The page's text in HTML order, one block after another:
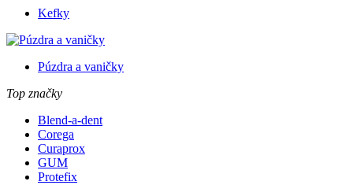
Kefky
Púzdra a vaničky
Top značky
Blend-a-dent
Corega
Curaprox
GUM
Protefix